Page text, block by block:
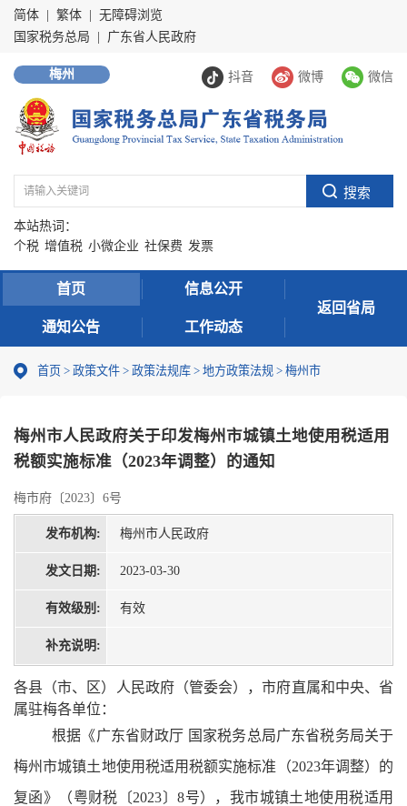
简体 繁体
无障碍浏览
国家税务总局
广东省人民政府
抖音 微博 微信
梅州
本站热词：
个税 增值税 小微企业 社保费 发票
首页 信息公开
通知公告 工作动态
返回省局
首页 > 政策文件 > 政策法规库 > 地方政策法规 > 梅州市
梅州市人民政府关于印发梅州市城镇土地使用税适用
税额实施标准（2023年调整）的通知
梅市府〔2023〕6号
发布机构: 梅州市人民政府
发文日期: 2023-03-30
有效级别: 有效
补充说明:
各县（市、区） 人民政府（管委会），市府直属和中央、省
属驻梅各单位 ：
根据 《广东省财政厅 国家税务总局广东省税务局关于
梅州市城镇土地使用税适用税额实施标准（2023年调整）的
复函》（粤财税〔2023〕8号），我市城镇土地使用税适用